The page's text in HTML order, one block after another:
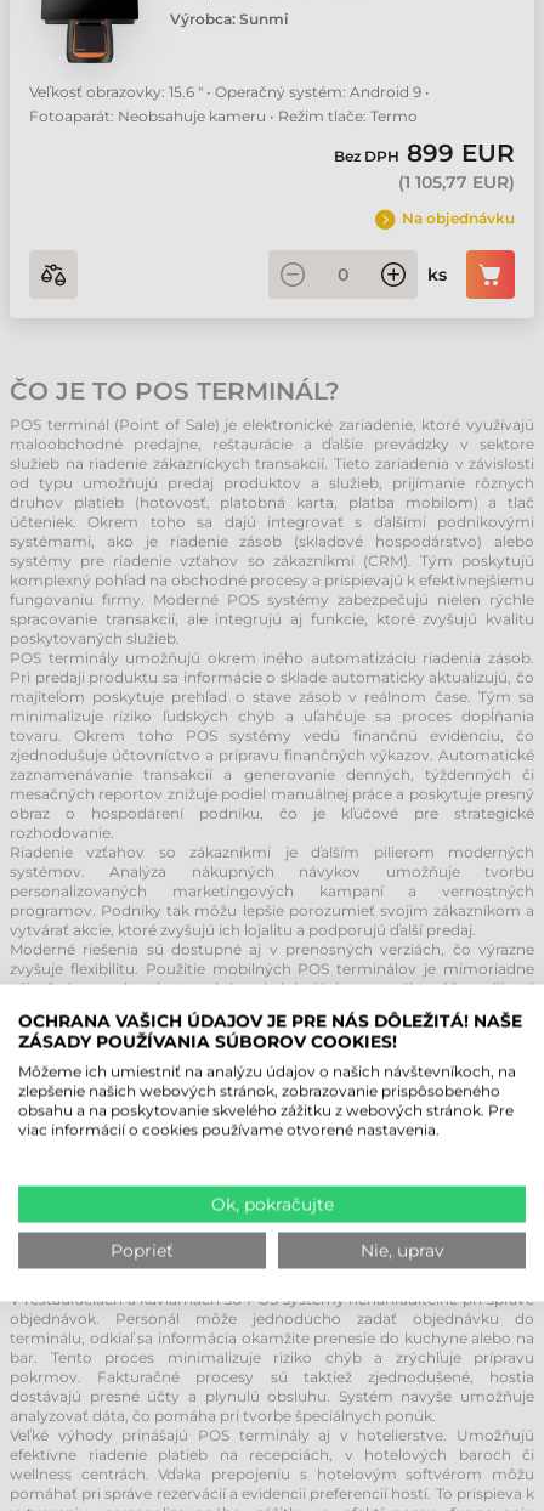
Výrobca: Sunmi
Veľkosť obrazovky: 15.6 " • Operačný systém: Android 9 •
Fotoaparát: Neobsahuje kameru • Režim tlače: Termo
Bez DPH 899 EUR
(1 105,77 EUR)
Na objednávku
ks
ČO JE TO POS TERMINÁL?
POS terminál (Point of Sale) je elektronické zariadenie, ktoré využívajú
maloobchodné predajne, reštaurácie a ďalšie prevádzky v sektore
služieb na riadenie zákazníckych transakcií. Tieto zariadenia v závislosti
od typu umožňujú predaj produktov a služieb, prijímanie rôznych
druhov platieb (hotovosť, platobná karta, platba mobilom) a tlač
účteniek. Okrem toho sa dajú integrovať s ďalšími podnikovými
systémami, ako je riadenie zásob (skladové hospodárstvo) alebo
systémy pre riadenie vzťahov so zákazníkmi (CRM). Tým poskytujú
komplexný pohľad na obchodné procesy a prispievajú k efektívnejšiemu
fungovaniu firmy. Moderné POS systémy zabezpečujú nielen rýchle
spracovanie transakcií, ale integrujú aj funkcie, ktoré zvyšujú kvalitu
poskytovaných služieb.
POS terminály umožňujú okrem iného automatizáciu riadenia zásob.
Pri predaji produktu sa informácie o sklade automaticky aktualizujú, čo
majiteľom poskytuje prehľad o stave zásob v reálnom čase. Tým sa
minimalizuje riziko ľudských chýb a uľahčuje sa proces dopĺňania
tovaru. Okrem toho POS systémy vedú finančnú evidenciu, čo
zjednodušuje účtovníctvo a prípravu finančných výkazov. Automatické
zaznamenávanie transakcií a generovanie denných, týždenných či
mesačných reportov znižuje podiel manuálnej práce a poskytuje presný
obraz o hospodárení podniku, čo je kľúčové pre strategické
rozhodovanie.
Riadenie vzťahov so zákazníkmi je ďalším pilierom moderných
systémov. Analýza nákupných návykov umožňuje tvorbu
personalizovaných marketingových kampaní a vernostných
programov. Podniky tak môžu lepšie porozumieť svojim zákazníkom a
vytvárať akcie, ktoré zvyšujú ich lojalitu a podporujú ďalší predaj.
Moderné riešenia sú dostupné aj v prenosných verziách, čo výrazne
zvyšuje flexibilitu. Použitie mobilných POS terminálov je mimoriadne
užitočné v pohostinstve, kde obsluhujúci personál môže prijímať
objednávky a spracovávať platby priamo pri stole. To nielen zrýchľuje
obsluhu, ale zvyšuje aj spokojnosť hostí, keďže skracuje čakaciu dobu a
robí proces platby pohodlnejším.
ŠIROKÉ MOŽNOSTI VYUŽITIA POS
TERMINÁLOV
výrazne zvyšujú prevádzkovú efektivitu. V maloobchode hrajú kľúčovú
úlohu pri každodennom vybavovaní nákupov. Pomáhajú rýchlo a
bezproblémovo spravovať transakcie a prijímať platby cez debetné
karty či digitálne peňaženky. Vďaka integrácii so skladovým systémom
môžu manažéri monitorovať stav tovaru v reálnom čase, čím
V reštauráciách a kaviarňach sú POS systémy nenahraditeľné pri správe
objednávok. Personál môže jednoducho zadať objednávku do
terminálu, odkiaľ sa informácia okamžite prenesie do kuchyne alebo na
bar. Tento proces minimalizuje riziko chýb a zrýchľuje prípravu
pokrmov. Fakturačné procesy sú taktiež zjednodušené, hostia
dostávajú presné účty a plynulú obsluhu. Systém navyše umožňuje
analyzovať dáta, čo pomáha pri tvorbe špeciálnych ponúk.
Veľké výhody prinášajú POS terminály aj v hotelierstve. Umožňujú
efektívne riadenie platieb na recepciách, v hotelových baroch či
wellness centrách. Vďaka prepojeniu s hotelovým softvérom môžu
pomáhať pri správe rezervácií a evidencii preferencií hostí. To prispieva k
OCHRANA VAŠICH ÚDAJOV JE PRE NÁS DÔLEŽITÁ! NAŠE
ZÁSADY POUŽÍVANIA SÚBOROV COOKIES!
Môžeme ich umiestniť na analýzu údajov o našich návštevníkoch, na
zlepšenie našich webových stránok, zobrazovanie prispôsobeného
obsahu a na poskytovanie skvelého zážitku z webových stránok. Pre
viac informácií o cookies používame otvorené nastavenia.
Ok, pokračujte
Poprieť Nie, uprav